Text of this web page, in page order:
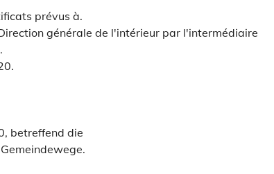
prévus à.
générale de l'intérieur par l'intermédiaire
betreffend die